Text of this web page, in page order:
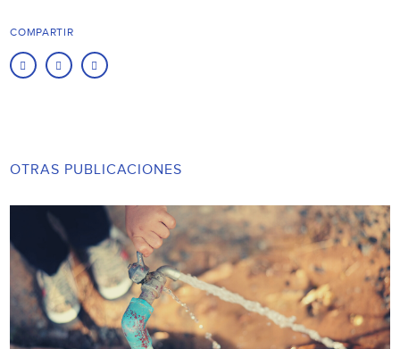
COMPARTIR
OTRAS PUBLICACIONES